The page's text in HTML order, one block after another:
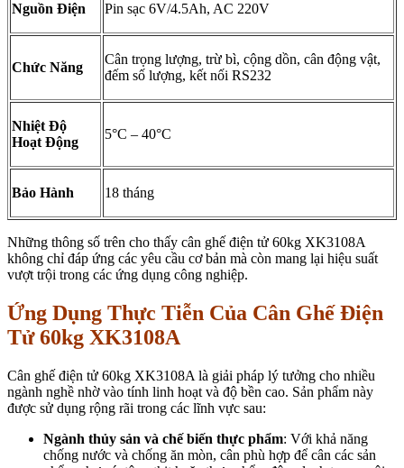
Nguồn Điện Pin sạc 6V/4.5Ah, AC 220V
Chức Năng
Cân trọng lượng, trừ bì, cộng dồn, cân động vật,
đếm số lượng, kết nối RS232
Nhiệt Độ
Hoạt Động
5°C – 40°C
Bảo Hành 18 tháng
Những thông số trên cho thấy cân ghế điện tử 60kg XK3108A
không chỉ đáp ứng các yêu cầu cơ bản mà còn mang lại hiệu suất
vượt trội trong các ứng dụng công nghiệp.
Ứng Dụng Thực Tiễn Của Cân Ghế Điện
Tử 60kg XK3108A
Cân ghế điện tử 60kg XK3108A là giải pháp lý tưởng cho nhiều
ngành nghề nhờ vào tính linh hoạt và độ bền cao. Sản phẩm này
được sử dụng rộng rãi trong các lĩnh vực sau:
Ngành thủy sản và chế biến thực phẩm: Với khả năng
chống nước và chống ăn mòn, cân phù hợp để cân các sản